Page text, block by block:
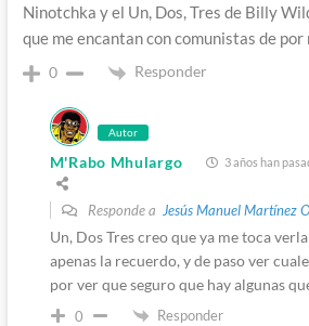
Ninotchka y el Un, Dos, Tres de Billy
que me encantan con comunistas de por
0 Responder
Autor
M'Rabo Mhulargo 3 años han
Responde a Jesús Manuel Martínez
Un, Dos Tres creo que ya me toca
apenas la recuerdo, y de paso ver
por ver que seguro que hay algunas
0 Responder